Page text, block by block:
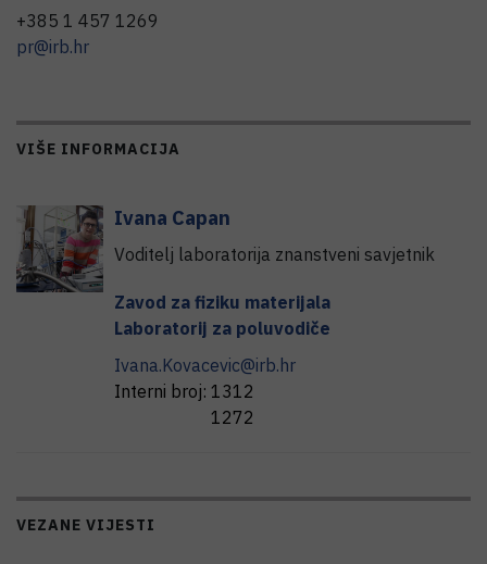
+385 1 457 1269
pr@irb.hr
VIŠE INFORMACIJA
Ivana Capan
Voditelj laboratorija znanstveni savjetnik
Zavod za fiziku materijala
Laboratorij za poluvodiče
Ivana.Kovacevic@irb.hr
Interni broj: 1312
1272
VEZANE VIJESTI